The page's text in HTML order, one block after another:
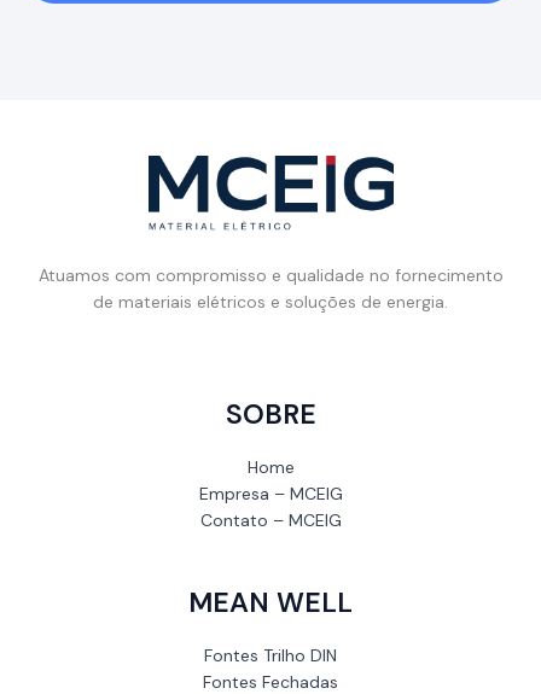
Atuamos com compromisso e qualidade no fornecimento
de materiais elétricos e soluções de energia.
SOBRE
Home
Empresa – MCEIG
Contato – MCEIG
MEAN WELL
Fontes Trilho DIN
Fontes Fechadas